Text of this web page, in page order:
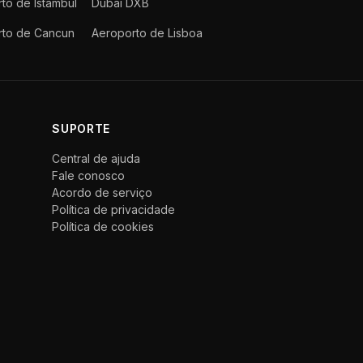
de Istambul Dubai DXB
de Cancun Aeroporto de Lisboa
SUPORTE
Central de ajuda
Fale conosco
Acordo de serviço
Política de privacidade
Política de cookies